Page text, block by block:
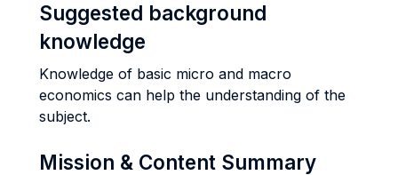
Suggested background
knowledge
Knowledge of basic micro and macro
economics can help the understanding of the
subject.
Mission & Content Summary